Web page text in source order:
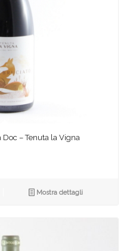
– Tenuta la Vigna
Mostra dettagli